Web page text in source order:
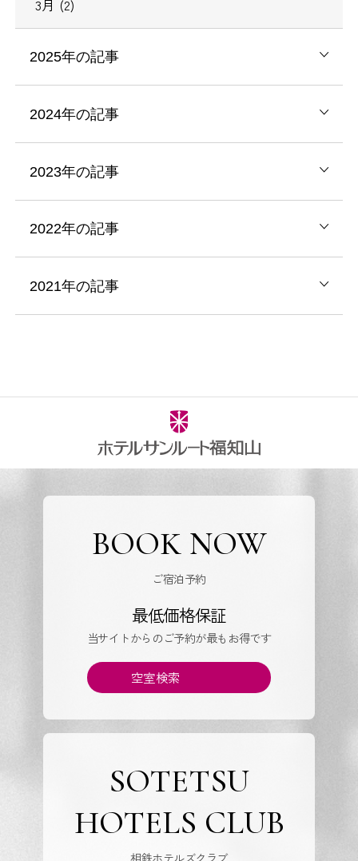
3月 (2)
2025年の記事
2024年の記事
2023年の記事
2022年の記事
2021年の記事
BOOK NOW
ご宿泊予約
最低価格保証
当サイトからのご予約が最もお得です
空室検索
SOTETSU
HOTELS CLUB